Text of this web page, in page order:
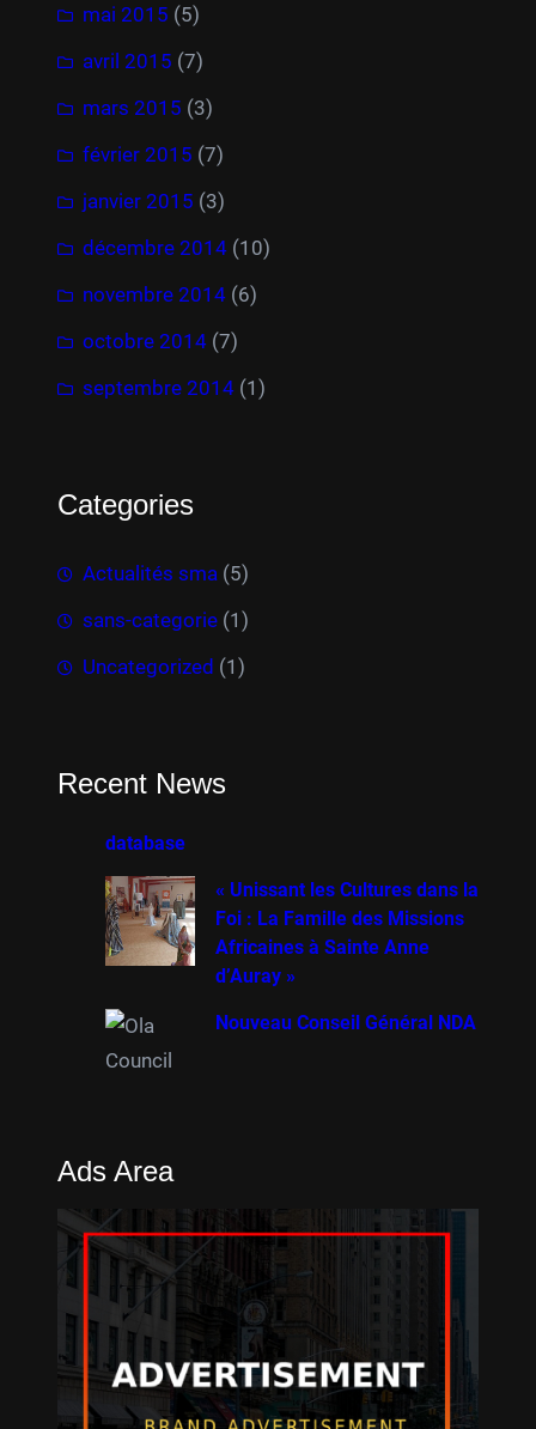
mai 2015 (5)
avril 2015 (7)
mars 2015 (3)
février 2015 (7)
janvier 2015 (3)
décembre 2014 (10)
novembre 2014 (6)
octobre 2014 (7)
septembre 2014 (1)
Categories
Actualités sma (5)
sans-categorie (1)
Uncategorized (1)
Recent News
database
« Unissant les Cultures dans la
Foi : La Famille des Missions
Africaines à Sainte Anne
d’Auray »
Nouveau Conseil Général NDA
Ads Area